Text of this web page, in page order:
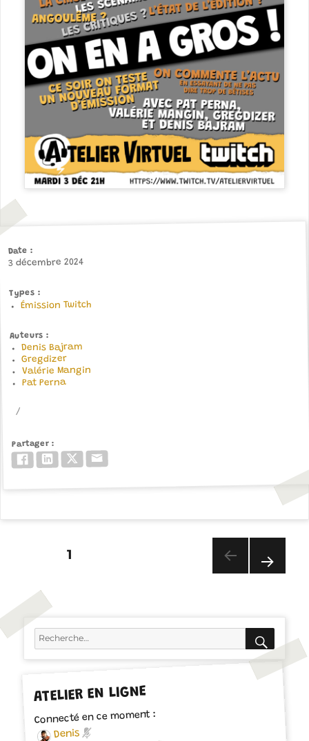
Date
3 décembre 2024
Types
Émission Twitch
Auteurs
Denis Bajram
Gregdizer
Valérie Mangin
Pat Perna
Partager
FacebookLinkedInTwitter/X
PAGINATION
PUBLICATIONS
1
ANT
E
Recherche
ATELIER EN LIGNE
Connecté en ce moment :
Denis